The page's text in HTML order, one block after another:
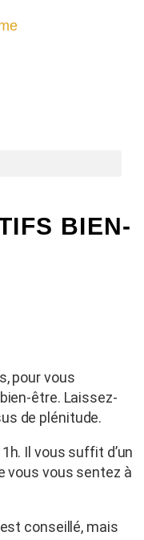
BIEN-
pour vous
être. Laissez-
de plénitude.
Il vous suffit d’un
vous vous sentez à
conseillé, mais